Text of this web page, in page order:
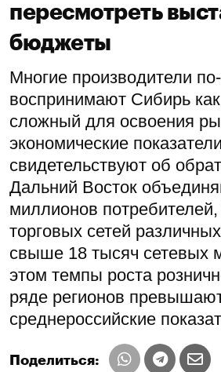
пересмотреть
бюджеты
Многие производители
воспринимают Сибирь
сложный для освоения
экономические
свидетельствуют об
Дальний Восток
миллионов
торговых сетей
свыше 18 тысяч сетевых
этом темпы роста
ряде регионов
среднероссийские
Поделиться: